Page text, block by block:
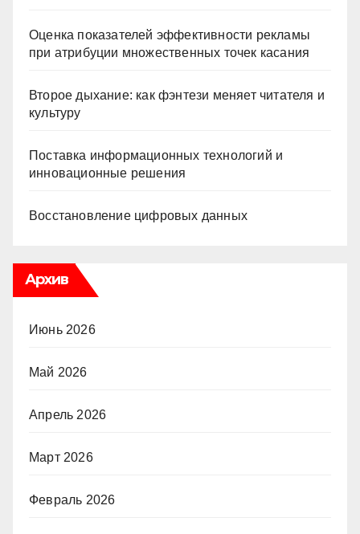
Оценка показателей эффективности рекламы
при атрибуции множественных точек касания
Второе дыхание: как фэнтези меняет читателя и
культуру
Поставка информационных технологий и
инновационные решения
Восстановление цифровых данных
Архив
Июнь 2026
Май 2026
Апрель 2026
Март 2026
Февраль 2026